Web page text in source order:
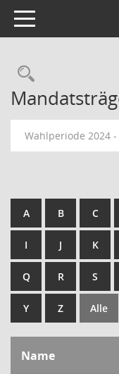
Toggle navigation
Wahlperiode 2024 -
A B C
I J K
Q R S
Y Z Alle
Name